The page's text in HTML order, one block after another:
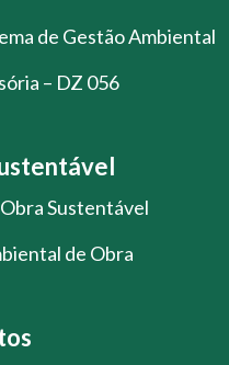
de Gestão Ambiental
– DZ 056
Sustentável
de Obra